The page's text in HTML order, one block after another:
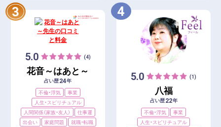
3
5.0 (4)
花音～はあと～
占い歴24年
不倫・浮気
事業
人生・スピリチュアル
人間関係（家族・友人）
仕事運
出会い
家庭問題 就職・転職
4
5.0 (1)
八福
占い歴22年
不倫・浮気
事業
人生・スピリチュアル